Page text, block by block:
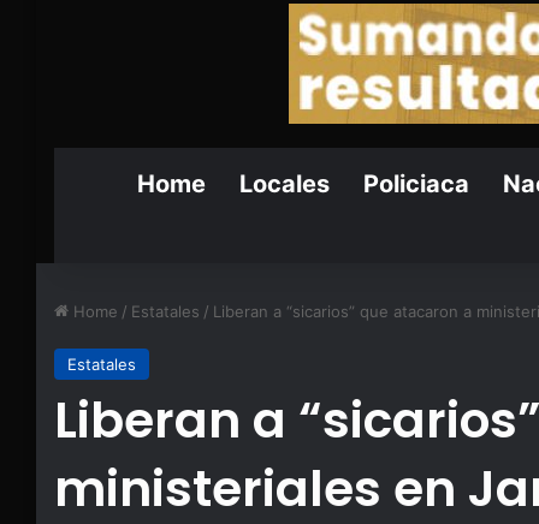
Home Locales Policiaca
Home / Estatales / Liberan a “sicarios” que atacaron a
Estatales
Liberan a
ministeriales en